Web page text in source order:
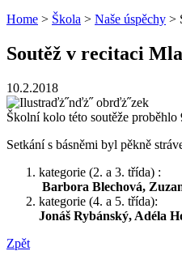
Home > Škola > Naše úspěchy >
Soutěž v recitaci
10.2.2018
Školní kolo této soutěže
Setkání s básněmi byl pěkně
kategorie (2. a 3. třída) :
Barbora Blechová,
kategorie (4. a 5. třída):
Jonáš Rybánský, Adéla
Zpět